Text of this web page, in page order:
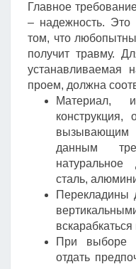
Главное
– надежность. Это
том, что
получит травму.
устанавливаемая
проем, должна
Материал,
данным
сталь,
Перекладины
При выборе
отдать